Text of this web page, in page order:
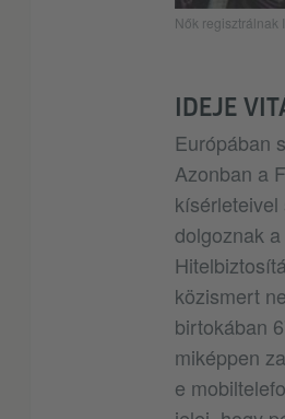
Nők regisztrálnak
IDEJE
Európában
Azonban a
dolgoznak
közismert
birtokában
miképpen
e